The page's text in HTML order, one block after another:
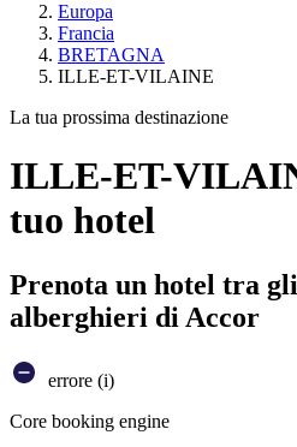
Europa
Francia
BRETAGNA
ILLE-ET-VILAINE
La tua prossima destinazione
ILLE-ET-
tuo hotel
Prenota un hotel tra
alberghieri di Accor
errore (i)
Core booking engine